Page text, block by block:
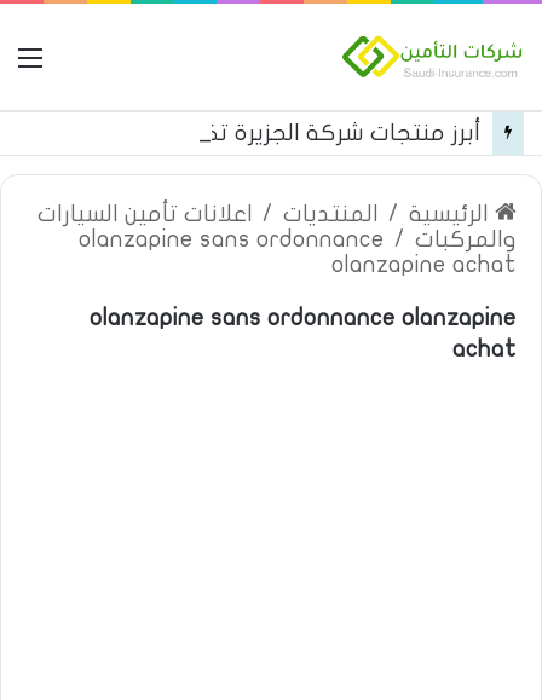
أبرز منتجات شركة الجزيرة تكافل التأمينية
الرئيسية / المنتديات /
اعلانات تأمين السيارات
والمركبات /
olanzapine sans ordonnance
olanzapine achat
olanzapine sans ordonnance olanzapine
achat